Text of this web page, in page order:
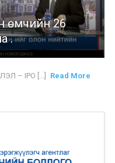
өмчийн 26
.
– IPO [...] Read More